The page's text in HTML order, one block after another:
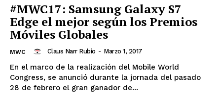
#MWC17: Samsung Galaxy S7
Edge el mejor según los Premios
Móviles Globales
MWC Claus Narr Rubio - Marzo 1, 2017
En el marco de la realización del Mobile World
Congress, se anunció durante la jornada del pasado
28 de febrero el gran ganador de...